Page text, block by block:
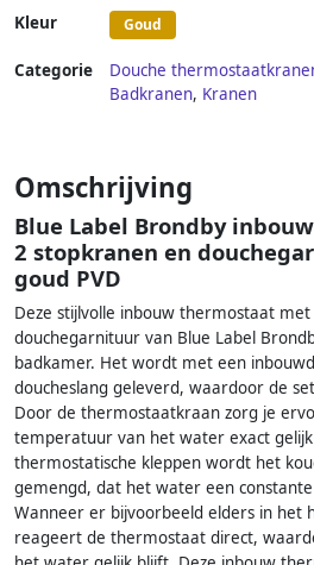
Kleur Goud
Categorie Douche
Badkranen, Kranen
Omschrijving
Blue Label Brondby
2 stopkranen en
goud PVD
Deze stijlvolle inbouw thermostaat
douchegarnituur van Blue Label
badkamer. Het wordt met een
doucheslang geleverd, waardoor de
Door de thermostaatkraan zorg je
temperatuur van het water exact
thermostatische kleppen wordt het
gemengd, dat het water een
Wanneer er bijvoorbeeld elders in het
reageert de thermostaat direct,